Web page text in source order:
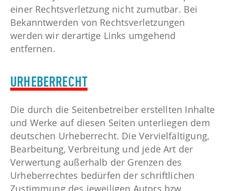
einer Rechtsverletzung nicht zumutbar. Bei
Bekanntwerden von Rechtsverletzungen
werden wir derartige Links umgehend
entfernen.
URHEBERRECHT
Die durch die Seitenbetreiber erstellten Inhalte
und Werke auf diesen Seiten unterliegen dem
deutschen Urheberrecht. Die Vervielfältigung,
Bearbeitung, Verbreitung und jede Art der
Verwertung außerhalb der Grenzen des
Urheberrechtes bedürfen der schriftlichen